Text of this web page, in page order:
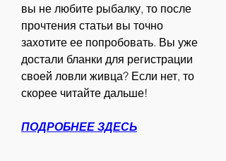
вы не любите рыбалку, то после
прочтения статьи вы точно
захотите ее попробовать. Вы уже
достали бланки для регистрации
своей ловли живца? Если нет, то
скорее читайте дальше!
ПОДРОБНЕЕ ЗДЕСЬ